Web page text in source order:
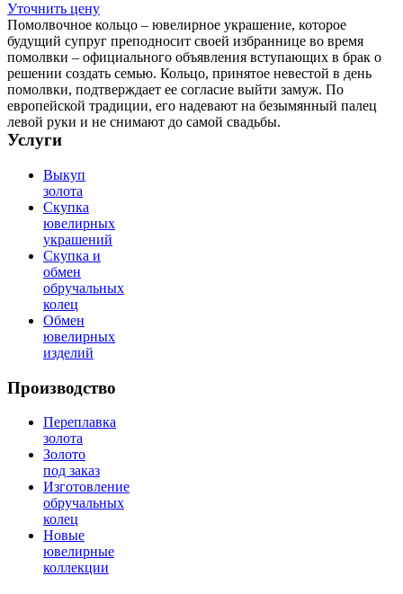
Уточнить цену
Помолвочное кольцо – ювелирное украшение, которое
будущий супруг преподносит своей избраннице во время
помолвки – официального объявления вступающих в брак о
решении создать семью. Кольцо, принятое невестой в день
помолвки, подтверждает ее согласие выйти замуж. По
европейской традиции, его надевают на безымянный палец
левой руки и не снимают до самой свадьбы.
Услуги
Выкуп
золота
Скупка
ювелирных
украшений
Скупка и
обмен
обручальных
колец
Обмен
ювелирных
изделий
Производство
Переплавка
золота
Золото
под заказ
Изготовление
обручальных
колец
Новые
ювелирные
коллекции